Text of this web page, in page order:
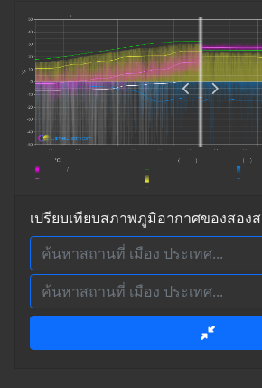
เปรียบเทียบสภาพภูมิอากาศของสอง